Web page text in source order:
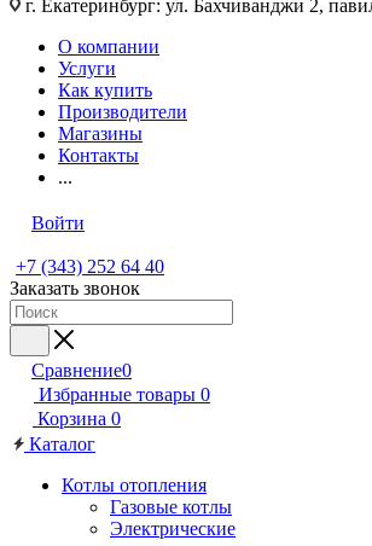
г. Екатеринбург: ул. Бахчиванджи 2,
О компании
Услуги
Как купить
Производители
Магазины
Контакты
...
Войти
+7 (343) 252 64 40
Заказать звонок
Сравнение0
Избранные товары 0
Корзина 0
Каталог
Котлы отопления
Газовые котлы
Электрические